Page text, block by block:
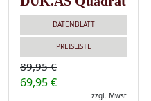
DATENBLATT
PREISLISTE
89,95 €
69,95 €
zzgl. Mwst